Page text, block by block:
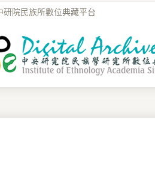
研院民族所數位典藏平台